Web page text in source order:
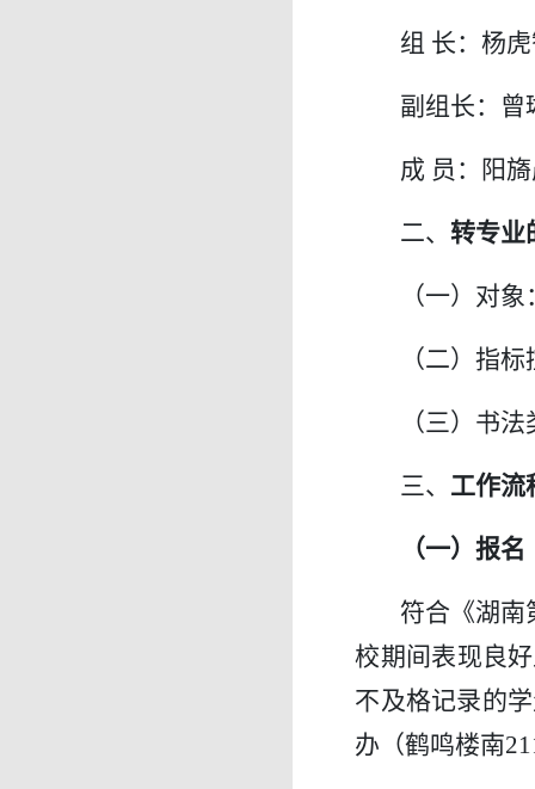
组 长：杨
副组长：曾
成 员：阳
二、 转专业
（一）对
（二）指
（三）书
三、 工作流
（一）报名
符合《湖南
校期间表现良
不及格记录的
办（鹤鸣楼南